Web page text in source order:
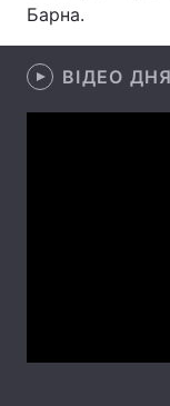
Барна.
ВІДЕО ДНЯ